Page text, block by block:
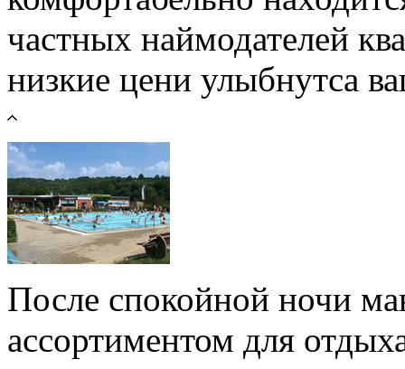
частных наймодателей
низкие цени улыбнутса
После спокойной ночи
ассортиментом для